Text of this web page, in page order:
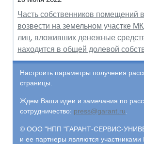
Часть собственников помещений
возвести на земельном участке
лиц, вложивших денежные
находится в общей долевой
Настроить параметры получения
страницы.
Ждем Ваши идеи и замечания по
сотрудничество: press@garant.ru.
© ООО "НПП "ГАРАНТ-СЕРВИС-
и ее партнеры являются